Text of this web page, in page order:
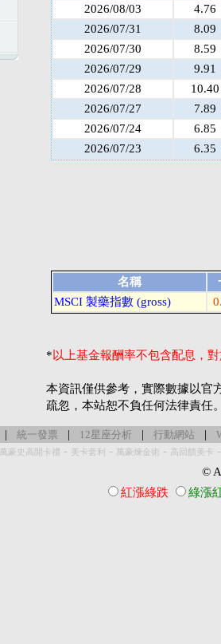
2026/08/03
4.76
2026/07/31
8.09
2026/07/30
8.59
2026/07/29
9.91
2026/07/28
10.40
2026/07/27
7.89
2026/07/24
6.85
2026/07/23
6.35
名稱
MSCI 製藥指數 (gross)
*以上基金報酬率不包含配息，
本資訊僅供參考，實際數據以官
疏忽，本站恕不負任何法律責任
| 統一發票 | 12星座分析 | 行動網站 |
萬豪史高開卡禮 - 美卡套利 - 萬豪煉金術 - 高回饋美卡
©
紅漲綠跌
綠漲